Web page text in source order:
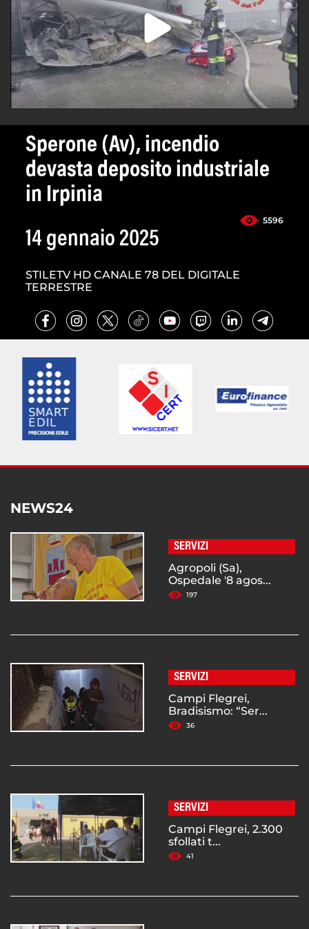
Sperone (Av), incendio
devasta deposito industriale
in Irpinia
5596
14 gennaio 2025
STILETV HD CANALE 78 DEL DIGITALE
TERRESTRE
NEWS24
SERVIZI
Agropoli (Sa),
Ospedale '8 agos...
197
SERVIZI
Campi Flegrei,
Bradisismo: “Ser...
36
SERVIZI
Campi Flegrei, 2.300
sfollati t...
41